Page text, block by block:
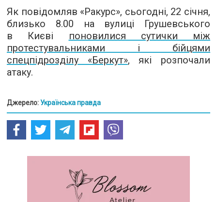
Як повідомляв «Ракурс», сьогодні, 22 січня,
близько 8.00 на вулиці Грушевського
в Києві
поновилися сутички між
протестувальниками і бійцями
спецпідрозділу «Беркут», які розпочали
атаку.
Джерело:Українська правда